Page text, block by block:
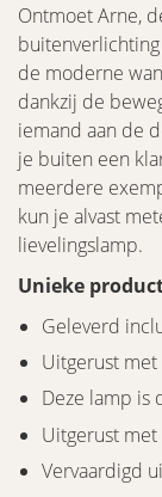
Ontmoet Arne,
de moderne
dankzij de
iemand aan de
je buiten een
meerdere
kun je alvast
lievelingslamp.
Unieke
Geleverd
Uitgerust
Deze lamp is
Uitgerust
Vervaardigd